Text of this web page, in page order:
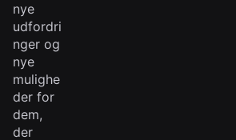
nye
udfordri
nger og
nye
mulighe
der for
dem,
der